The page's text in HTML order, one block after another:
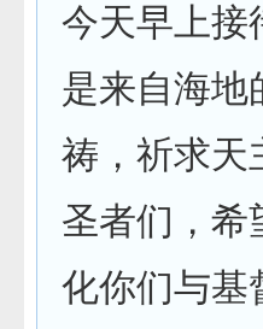
今天早上接
是来自海地
祷，祈求天
圣者们，希
化你们与基